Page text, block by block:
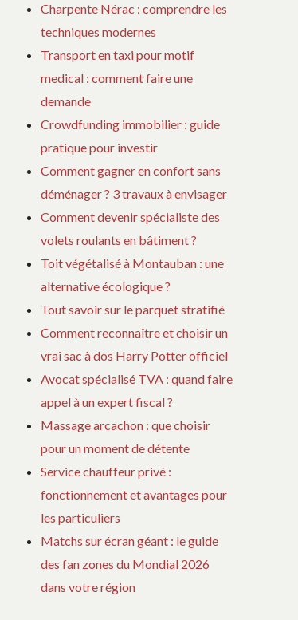
Charpente Nérac : comprendre les
techniques modernes
Transport en taxi pour motif
medical : comment faire une
demande
Crowdfunding immobilier : guide
pratique pour investir
Comment gagner en confort sans
déménager ? 3 travaux à envisager
Comment devenir spécialiste des
volets roulants en bâtiment ?
Toit végétalisé à Montauban : une
alternative écologique ?
Tout savoir sur le parquet stratifié
Comment reconnaître et choisir un
vrai sac à dos Harry Potter officiel
Avocat spécialisé TVA : quand faire
appel à un expert fiscal ?
Massage arcachon : que choisir
pour un moment de détente
Service chauffeur privé :
fonctionnement et avantages pour
les particuliers
Matchs sur écran géant : le guide
des fan zones du Mondial 2026
dans votre région